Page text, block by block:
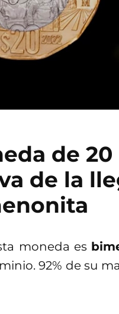
de 20
de la
moneda es
92% de su